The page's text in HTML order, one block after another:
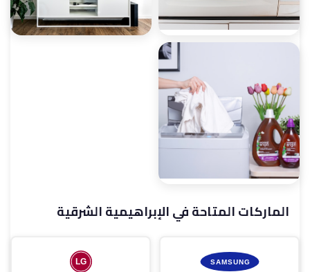
صيانة غسالات أطباق
صيانة مجففات
الماركات المتاحة في الإبراهيمية الشرقية